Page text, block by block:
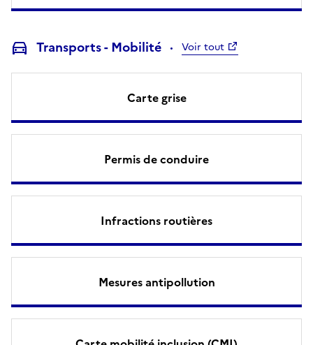
Transports - Mobilité Voir tout
Carte grise
Permis de conduire
Infractions routières
Mesures antipollution